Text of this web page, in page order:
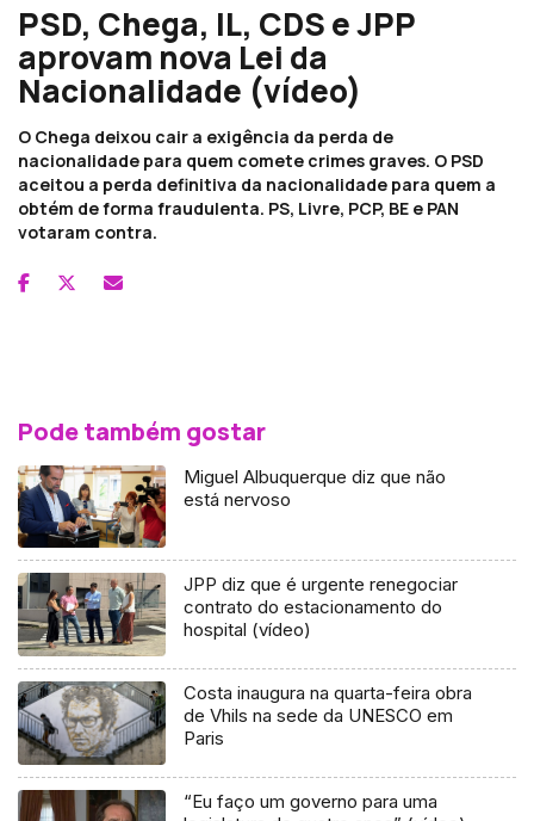
PSD, Chega, IL, CDS e JPP
aprovam nova Lei da
Nacionalidade (vídeo)
O Chega deixou cair a exigência da perda de
nacionalidade para quem comete crimes graves. O PSD
aceitou a perda definitiva da nacionalidade para quem a
obtém de forma fraudulenta. PS, Livre, PCP, BE e PAN
votaram contra.
Pode também gostar
Miguel Albuquerque diz que não
está nervoso
JPP diz que é urgente renegociar
contrato do estacionamento do
hospital (vídeo)
Costa inaugura na quarta-feira obra
de Vhils na sede da UNESCO em
Paris
“Eu faço um governo para uma